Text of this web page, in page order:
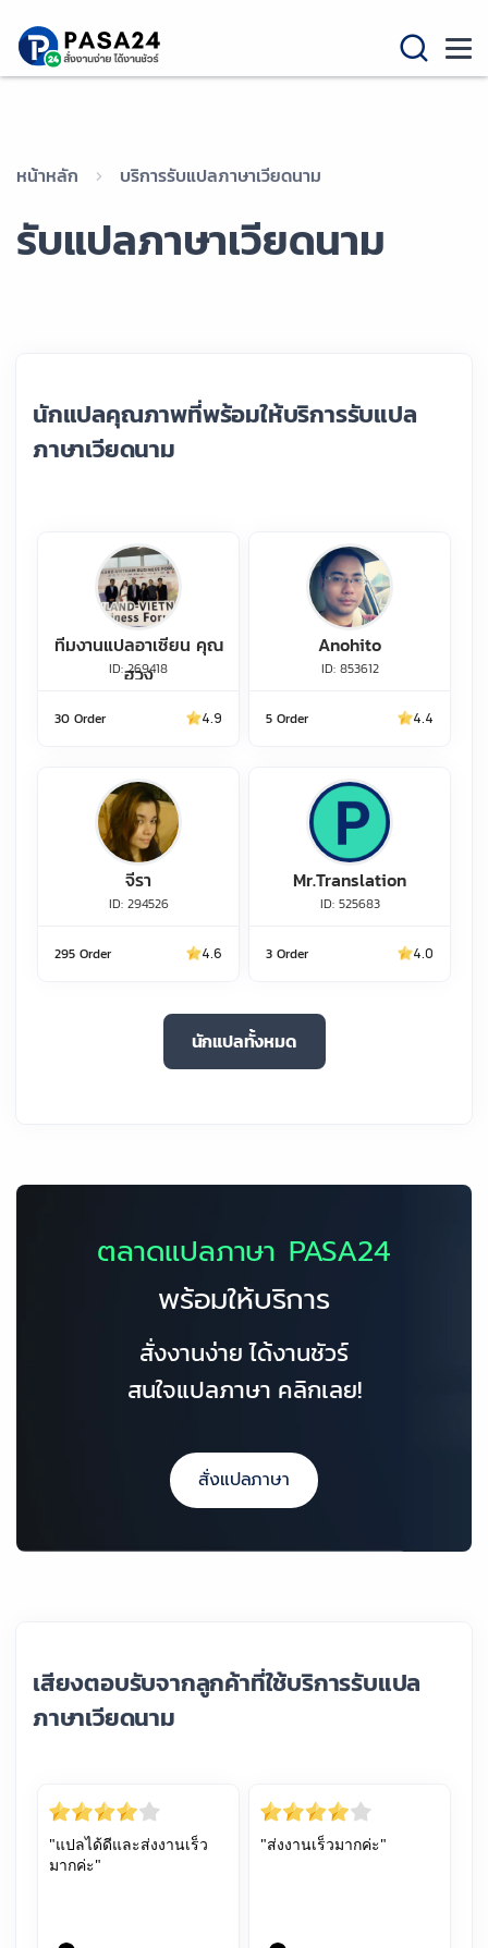
หน้าหลัก บริการรับแปลภาษาเวียดนาม
รับแปลภาษาเวียดนาม
นักแปลคุณภาพที่พร้อมให้บริการรับแปล
ภาษาเวียดนาม
ทีมงานแปลอาเซียน คุณ
ฮวง
ID: 269418
30 Order 4.9
Anohito
ID: 853612
5 Order 4.4
จีรา
ID: 294526
295 Order 4.6
Mr.Translation
ID: 525683
3 Order 4.0
นักแปลทั้งหมด
ตลาดแปลภาษา PASA24
พร้อมให้บริการ
สั่งงานง่าย ได้งานชัวร์
สนใจแปลภาษา คลิกเลย!
สั่งแปลภาษา
เสียงตอบรับจากลูกค้าที่ใช้บริการรับแปล
ภาษาเวียดนาม
"แปลได้ดีและส่งงานเร็ว
มากค่ะ"
"ส่งงานเร็วมากค่ะ"